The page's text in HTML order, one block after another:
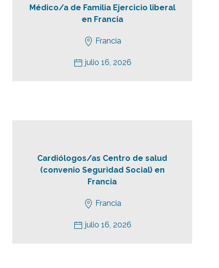
Médico/a de Familia Ejercicio liberal
en Francia
Francia
julio 16, 2026
Cardiólogos/as Centro de salud
(convenio Seguridad Social) en
Francia
Francia
julio 16, 2026